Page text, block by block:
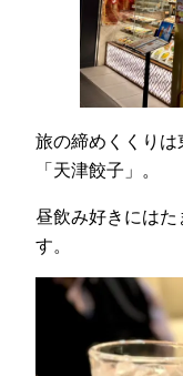
旅の締めくくり
「天津餃子」。
昼飲み好きには
す。